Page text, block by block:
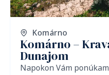
Komárno
Komárno –
Dunajom
Napokon Vám